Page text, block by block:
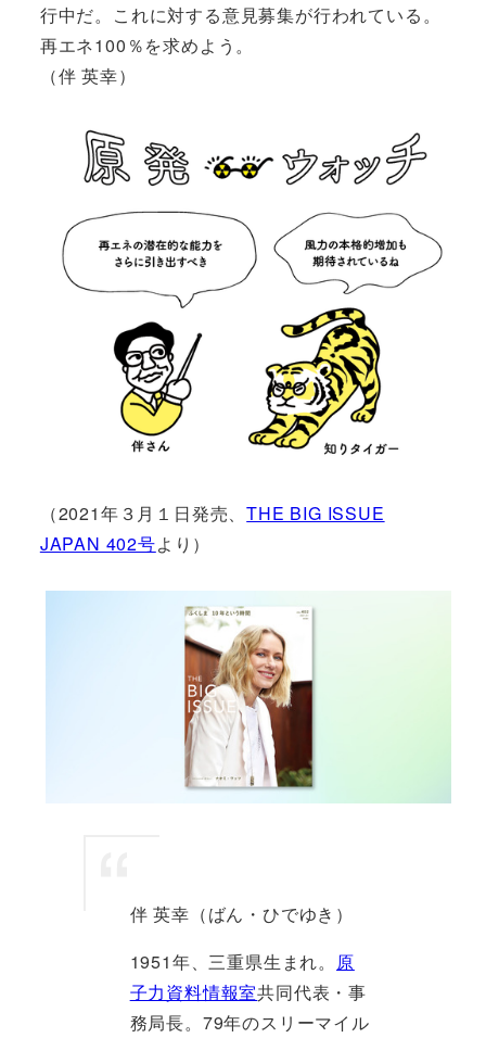
行中だ。これに対する意見募集が行われている。
再エネ100％を求めよう。
（伴 英幸）
（2021年３月１日発売、THE BIG ISSUE
JAPAN 402号より）
伴 英幸（ばん・ひでゆき）
1951年、三重県生まれ。 原
子力資料情報室共同代表・事
務局長。79年のスリーマイル